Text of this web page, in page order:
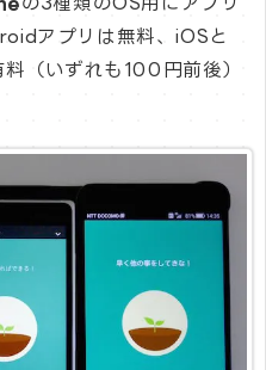
アプリは無料、iOSと
（いずれも100円前後）